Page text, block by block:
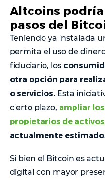
Altcoins
pasos del
Teniendo ya instalada
permita el uso de
fiduciario, los
otra opción para
o servicios. Esta
cierto plazo, ampliar
propietarios de
actualmente
Si bien el Bitcoin es
digital con mayor